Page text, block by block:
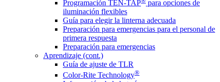
Programación TEN-TAP
para opciones de
iluminación flexibles
Guía para elegir la linterna adecuada
Preparación para emergencias para el personal de
primera respuesta
Preparación para emergencias
Aprendizaje (cont.)
Guía de ajuste de TLR
Color-Rite Technology®